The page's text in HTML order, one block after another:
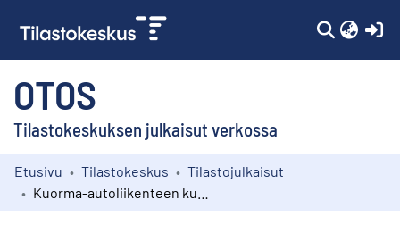
OTOS
Tilastokeskuksen julkaisut verkossa
Kokoelmat
Etusivu Tilastokeskus
Tilastojulkaisut